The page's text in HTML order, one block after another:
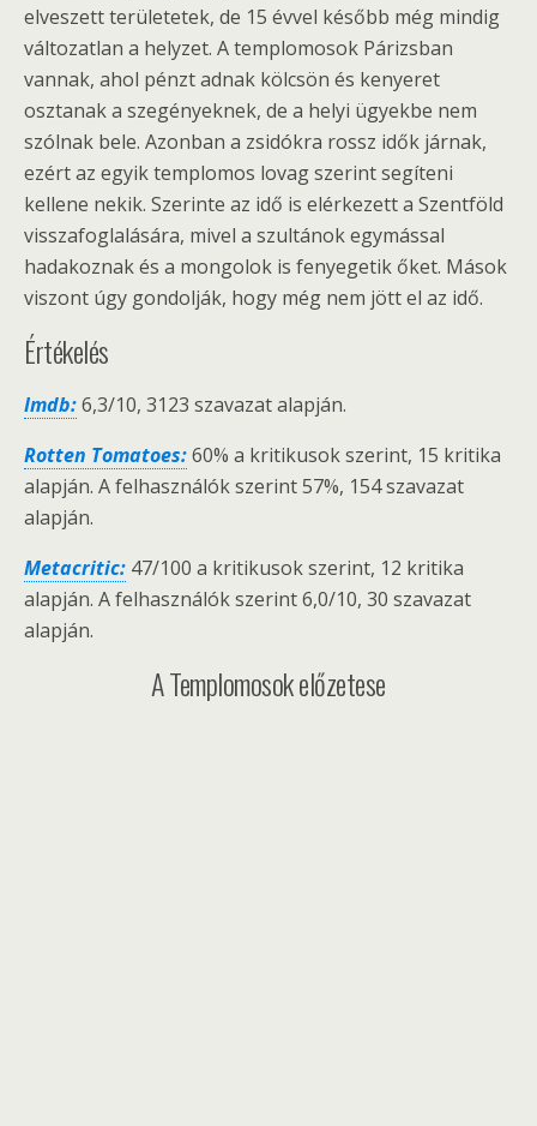
elveszett területetek, de 15 évvel később még mindig
változatlan a helyzet. A templomosok Párizsban
vannak, ahol pénzt adnak kölcsön és kenyeret
osztanak a szegényeknek, de a helyi ügyekbe nem
szólnak bele. Azonban a zsidókra rossz idők járnak,
ezért az egyik templomos lovag szerint segíteni
kellene nekik. Szerinte az idő is elérkezett a Szentföld
visszafoglalására, mivel a szultánok egymással
hadakoznak és a mongolok is fenyegetik őket. Mások
viszont úgy gondolják, hogy még nem jött el az idő.
Értékelés
Imdb:6,3/10, 3123 szavazat alapján.
Rotten Tomatoes:60% a kritikusok szerint, 15 kritika
alapján. A felhasználók szerint 57%, 154 szavazat
alapján.
Metacritic: 47/100 a kritikusok szerint, 12 kritika
alapján. A felhasználók szerint 6,0/10, 30 szavazat
alapján.
A Templomosok előzetese